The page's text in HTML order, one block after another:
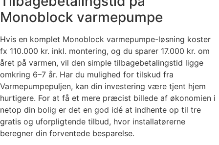
Monoblock varmepumpe
Hvis en komplet Monoblock varmepumpe-løsning koster
fx 110.000 kr. inkl. montering, og du sparer 17.000 kr. om
året på varmen, vil den simple tilbagebetalingstid ligge
omkring 6–7 år. Har du mulighed for tilskud fra
Varmepumpepuljen, kan din investering være tjent hjem
hurtigere. For at få et mere præcist billede af økonomien i
netop din bolig er det en god idé at indhente op til tre
gratis og uforpligtende tilbud, hvor installatørerne
beregner din forventede besparelse.